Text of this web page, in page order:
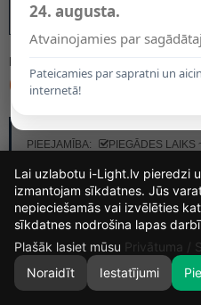
MODELIS:
60.90€
PIEEJAMĪBA:
PIEGĀDES LAIKS
24. augusta.
Atvainojamies par
Pateicamies par sapratni un
internetā!
15
DIENAS
10
STUNDAS
Lai uzlabotu i-Light.lv pieredzi
izmantojam sīkdatnes. Jūs
nepieciešamās vai izvēlēties
sīkdatnes nodrošina lapas
Plašāk lasiet mūsu Privātuma /
Noraidīt
Iestatījumi